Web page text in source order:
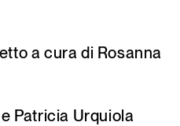
a cura di Rosanna
Patricia Urquiola